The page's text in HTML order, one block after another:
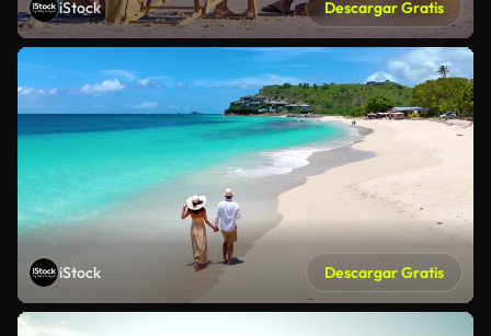
iStock Descargar Gratis
iStock Descargar Gratis